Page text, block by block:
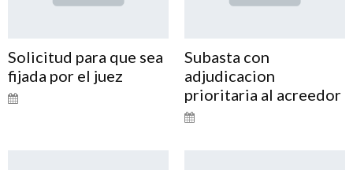
Solicitud para que sea
fijada por el juez
Subasta con
adjudicacion
prioritaria al acreedor